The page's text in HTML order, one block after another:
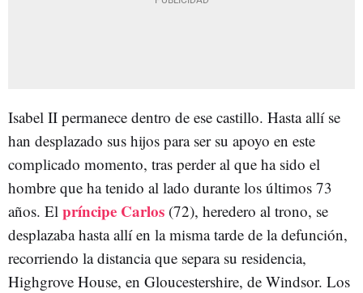
Isabel II permanece dentro de ese castillo. Hasta allí se
han desplazado sus hijos para ser su apoyo en este
complicado momento, tras perder al que ha sido el
hombre que ha tenido al lado durante los últimos 73
años. El príncipe Carlos (72), heredero al trono, se
desplazaba hasta allí en la misma tarde de la defunción,
recorriendo la distancia que separa su residencia,
Highgrove House, en Gloucestershire, de Windsor. Los